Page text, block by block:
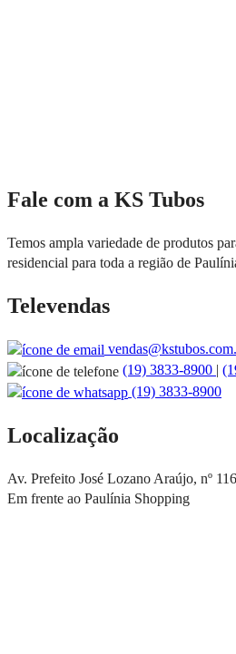
Fale com a KS Tubos
Temos ampla variedade de produtos
residencial para toda a região de
Televendas
(19) 3833-8900 |
(19) 3833-8900
Localização
Av. Prefeito José Lozano Araújo, nº
Em frente ao Paulínia Shopping